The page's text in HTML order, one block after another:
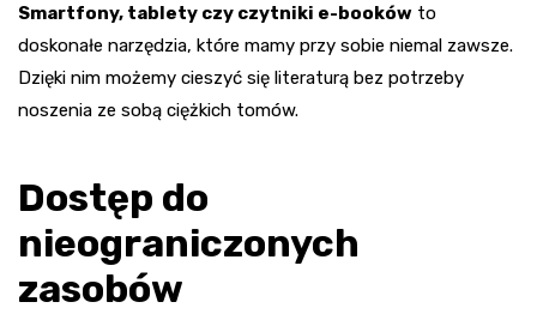
Smartfony, tablety czy czytniki e-booków to
doskonałe narzędzia, które mamy przy sobie niemal zawsze.
Dzięki nim możemy cieszyć się literaturą bez potrzeby
noszenia ze sobą ciężkich tomów.
Dostęp do
nieograniczonych
zasobów